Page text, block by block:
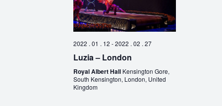
2022 . 01 . 12 -2022 . 02 . 27
Luzia – London
Royal Albert Hall Kensington Gore,
South Kensington, London, United
Kingdom